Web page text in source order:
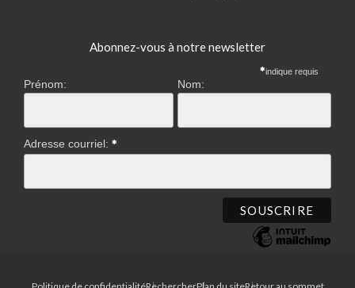
Abonnez-vous à notre newsletter
indique requis
Prénom: Nom:
Adresse courriel: